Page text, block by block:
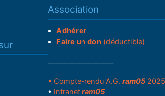
Association
Adhérer
Faire un don(déductible)
• Compte-rendu A.G. ram052025
• Intranet ram05